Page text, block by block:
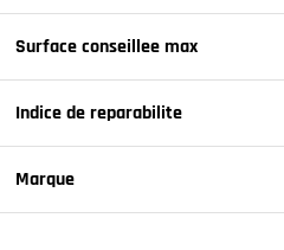
Surface conseillee max
Indice de reparabilite
Marque